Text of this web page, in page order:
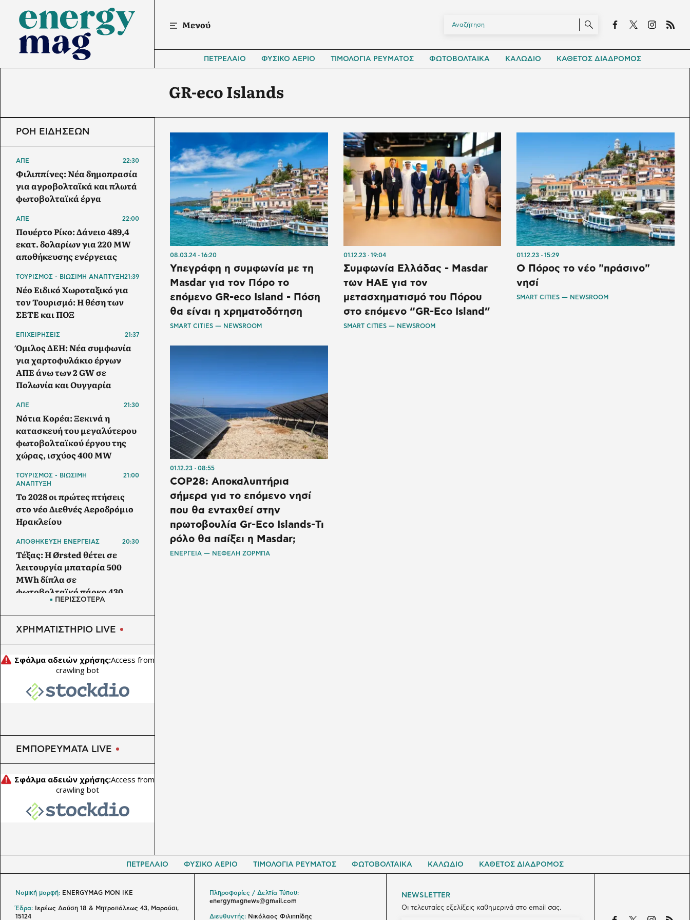
Μενού
ΠΕΤΡΕΛΑΙΟ ΦΥΣΙΚΟ ΑΕΡΙΟ ΤΙΜΟΛΟΓΙΑ ΡΕΥΜΑΤΟΣ ΦΩΤΟΒΟΛΤΑΙΚΑ ΚΑΛΩΔΙΟ ΚΑΘΕΤΟΣ ΔΙΑΔΡΟΜΟΣ
GR-eco Islands
08.03.24 16:20
Υπεγράφη η συμφωνία με τη
Masdar για τον Πόρο το
επόμενο GR-eco Island - Πόση
θα είναι η χρηματοδότηση
SMART CITIES — NEWSROOM
01.12.23 19:04
Συμφωνία Ελλάδας - Masdar
των ΗΑΕ για τον
μετασχηματισμό του Πόρου
στο επόμενο “GR-Eco Ιsland”
SMART CITIES — NEWSROOM
01.12.23 15:29
Ο Πόρος το νέο "πράσινο"
νησί
SMART CITIES — NEWSROOM
01.12.23 08:55
COP28: Αποκαλυπτήρια
σήμερα για το επόμενο νησί
που θα ενταχθεί στην
πρωτοβουλία Gr-Eco Islands-Τι
ρόλο θα παίξει η Masdar;
ΕΝΕΡΓΕΙΑ — ΝΕΦΕΛΗ ΖΟΡΜΠΑ
ΡΟΗ ΕΙΔΗΣΕΩΝ
ΑΠΕ 22:30
Φιλιππίνες: Νέα δημοπρασία
για αγροβολταϊκά και πλωτά
φωτοβολταϊκά έργα
ΑΠΕ 22:00
Πουέρτο Ρίκο: Δάνειο 489,4
εκατ. δολαρίων για 220 MW
αποθήκευσης ενέργειας
ΤΟΥΡΙΣΜΟΣ - ΒΙΩΣΙΜΗ ΑΝΑΠΤΥΞΗ21:39
Νέο Ειδικό Χωροταξικό για
τον Τουρισμό: Η θέση των
ΣΕΤΕ και ΠΟΞ
ΕΠΙΧΕΙΡΗΣΕΙΣ 21:37
Όμιλος ΔΕΗ: Νέα συμφωνία
για χαρτοφυλάκιο έργων
ΑΠΕ άνω των 2 GW σε
Πολωνία και Ουγγαρία
ΑΠΕ 21:30
Νότια Κορέα: Ξεκινά η
κατασκευή του μεγαλύτερου
φωτοβολταϊκού έργου της
χώρας, ισχύος 400 MW
ΤΟΥΡΙΣΜΟΣ - ΒΙΩΣΙΜΗ
ΑΝΑΠΤΥΞΗ
21:00
Το 2028 οι πρώτες πτήσεις
στο νέο Διεθνές Αεροδρόμιο
Ηρακλείου
ΑΠΟΘΗΚΕΥΣΗ ΕΝΕΡΓΕΙΑΣ 20:30
Τέξας: Η Ørsted θέτει σε
λειτουργία μπαταρία 500
MWh δίπλα σε
φωτοβολταϊκό πάρκο 430
επιζωοτίες - 12,5 εκατ. ευρώ
επί πλέον στις 13
Περιφέρειες για μέτρα
βιοασφάλειας
ΠΕΡΙΣΣΟΤΕΡΑ
ΧΡΗΜΑΤΙΣΤΗΡΙΟ LIVE
ΕΜΠΟΡΕΥΜΑΤΑ LIVE
ΠΕΤΡΕΛΑΙΟ ΦΥΣΙΚΟ ΑΕΡΙΟ ΤΙΜΟΛΟΓΙΑ ΡΕΥΜΑΤΟΣ ΦΩΤΟΒΟΛΤΑΙΚΑ ΚΑΛΩΔΙΟ ΚΑΘΕΤΟΣ ΔΙΑΔΡΟΜΟΣ
NEWSLETTER
Οι τελευταίες εξελίξεις καθημερινά στο email σας.
Νομική μορφή: ENERGYMAG MON IKE
Έδρα: Ιερέως Δούση 18 & Μητροπόλεως 43, Μαρούσι,
15124
Πληροφορίες / Δελτία Τύπου:
energymagnews@gmail.com
Διευθυντής: Νικόλαος Φιλιππίδης